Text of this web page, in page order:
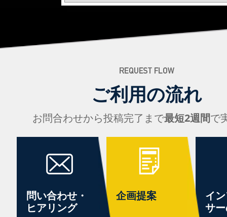
ご利用の流れ
お問合わせから投稿完了まで最短2週間で
問い合わせ・
ヒアリング
企画提案
イ
サ